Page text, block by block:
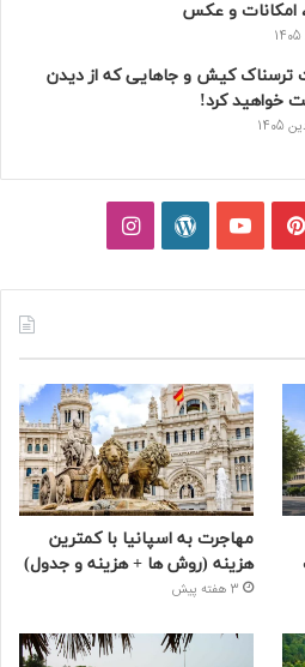
امکانات و عکس
ترسناک کیش و جاهایی که از دیدن
خواهید کرد!
پینتریستیوتیوبوردپرساینستاگرام
مهاجرت به اسپانیا با کمترین
هزینه (روش ها + هزینه و جدول)
3 هفته پیش